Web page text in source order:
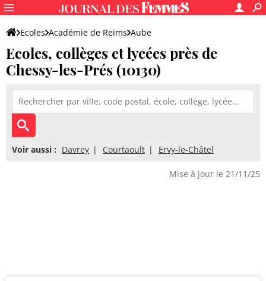
Ecoles Académie de Reims Aube
Ecoles, collèges et lycées près de
Chessy-les-Prés (10130)
Voir aussi : Davrey Courtaoult Ervy-le-Châtel
Mise à jour le 21/11/25